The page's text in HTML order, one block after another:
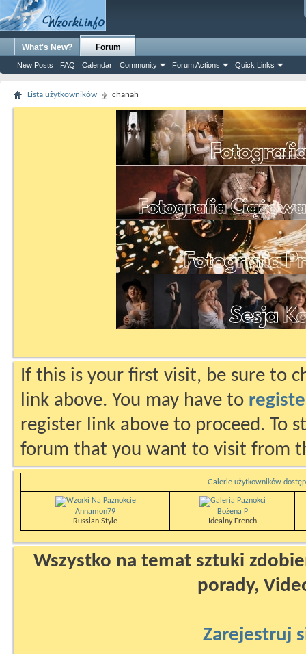
What's New? Forum
New Posts FAQ Calendar Community Forum Actions Quick Links
Lista użytkowników chanah
If this is your first visit, be sure to
link above. You may have to
register link above to proceed. To
forum that you want to visit from
Galerie użytkowników
Annamon79
Russian Style
Bożena P
Idealny French
Wszystko na temat sztuki
porady,
Zarejestruj